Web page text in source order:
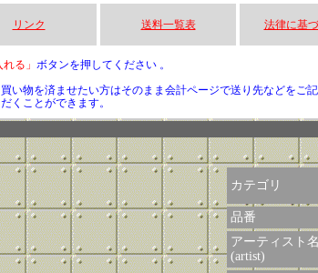
リンク 送料一覧表 法律に基
る」 ボタンを押してください 。
い物を済ませたい方はそのまま会計ページで送り先などをご
くことができます。
カテゴリ
品番
アーティスト名
(artist)